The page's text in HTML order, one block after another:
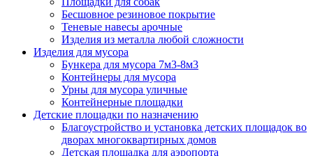
Бесшовное резиновое покрытие
Теневые навесы арочные
Изделия из металла любой сложности
Изделия для мусора
Бункера для мусора 7м3-8м3
Контейнеры для мусора
Урны для мусора уличные
Контейнерные площадки
Детские площадки по назначению
Благоустройство и установка детских площадок во
дворах многоквартирных домов
Детская площадка для аэропорта